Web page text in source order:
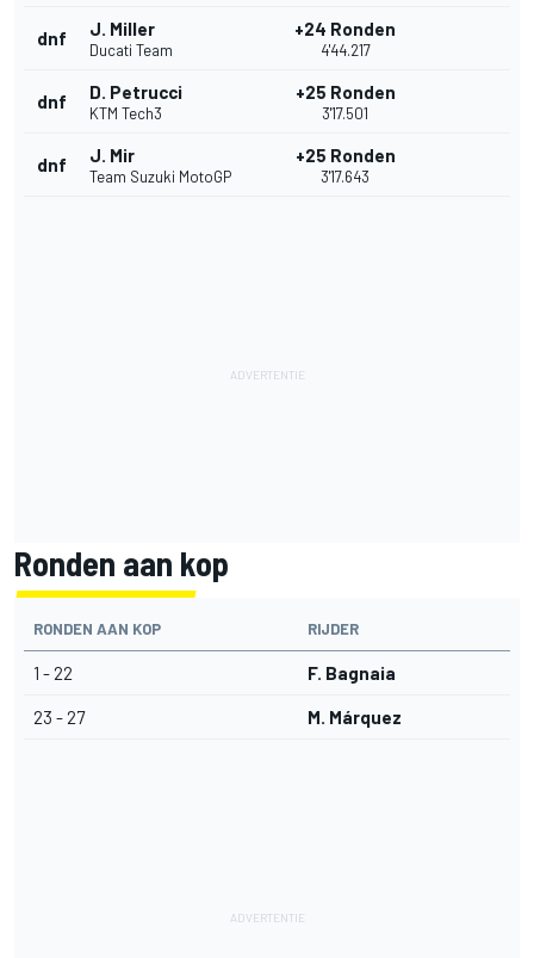
dnf J. Miller
Ducati Team
+24 Ronden
4'44.217
dnf D. Petrucci
KTM Tech3
+25 Ronden
3'17.501
dnf J. Mir
Team Suzuki MotoGP
+25 Ronden
3'17.643
Ronden aan kop
RONDEN AAN KOP RIJDER
1 - 22 F. Bagnaia
23 - 27 M. Márquez